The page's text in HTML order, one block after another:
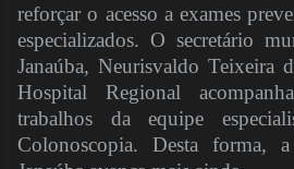
reforçar o acesso a exames
especializados. O secretário
Janaúba, Neurisvaldo Teixeira
Hospital Regional
trabalhos da equipe
Colonoscopia. Desta forma,